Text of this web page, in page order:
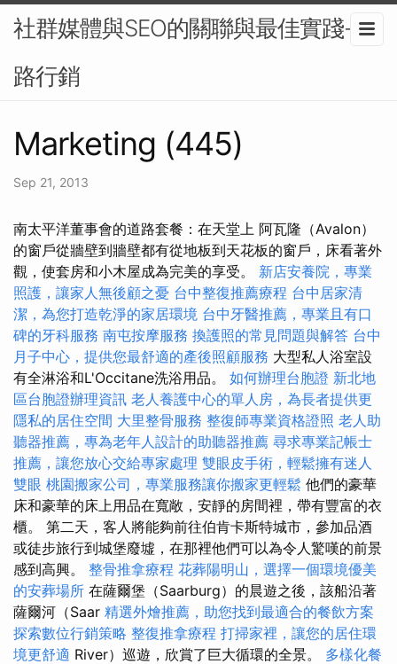
社群媒體與SEO的關聯與最佳實踐-網
路行銷
Marketing (445)
Sep 21, 2013
南太平洋董事會的道路套餐：在天堂上 阿瓦隆（Avalon）
的窗戶從牆壁到牆壁都有從地板到天花板的窗戶，床看著外
觀，使套房和小木屋成為完美的享受。 新店安養院，專業
照護，讓家人無後顧之憂 台中整復推薦療程 台中居家清
潔，為您打造乾淨的家居環境 台中牙醫推薦，專業且有口
碑的牙科服務 南屯按摩服務 換護照的常見問題與解答 台中
月子中心，提供您最舒適的產後照顧服務 大型私人浴室設
有全淋浴和L'Occitane洗浴用品。 如何辦理台胞證 新北地
區台胞證辦理資訊 老人養護中心的單人房，為長者提供更
隱私的居住空間 大里整骨服務 整復師專業資格證照 老人助
聽器推薦，專為老年人設計的助聽器推薦 尋求專業記帳士
推薦，讓您放心交給專家處理 雙眼皮手術，輕鬆擁有迷人
雙眼 桃園搬家公司，專業服務讓你搬家更輕鬆 他們的豪華
床和豪華的床上用品在寬敞，安靜的房間裡，帶有豐富的衣
櫃。 第二天，客人將能夠前往伯肯卡斯特城市，參加品酒
或徒步旅行到城堡廢墟，在那裡他們可以為令人驚嘆的前景
感到高興。 整骨推拿療程 花葬陽明山，選擇一個環境優美
的安葬場所 在薩爾堡（Saarburg）的晨遊之後，該船沿著
薩爾河（Saar 精選外燴推薦，助您找到最適合的餐飲方案
探索數位行銷策略 整復推拿療程 打掃家裡，讓您的居住環
境更舒適 River）巡遊，欣賞了巨大循環的全景。 多樣化餐